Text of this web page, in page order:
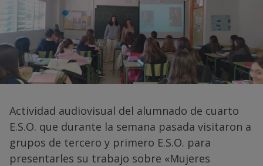
Actividad audiovisual del alumnado de cuarto
E.S.O. que durante la semana pasada visitaron a
grupos de tercero y primero E.S.O. para
presentarles su trabajo sobre «Mujeres